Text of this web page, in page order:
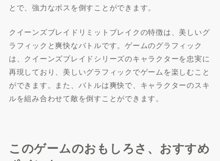
とで、強力なボスを倒すことができます。
クイーンズブレイドリミットブレイクの特徴は、美しいグ
ラフィックと爽快なバトルです。ゲームのグラフィック
は、クイーンズブレイドシリーズのキャラクターを忠実に
再現しており、美しいグラフィックでゲームを楽しむこと
ができます。また、バトルは爽快で、キャラクターのスキ
ルを組み合わせて敵を倒すことができます。
このゲームのおもしろさ、おすすめ